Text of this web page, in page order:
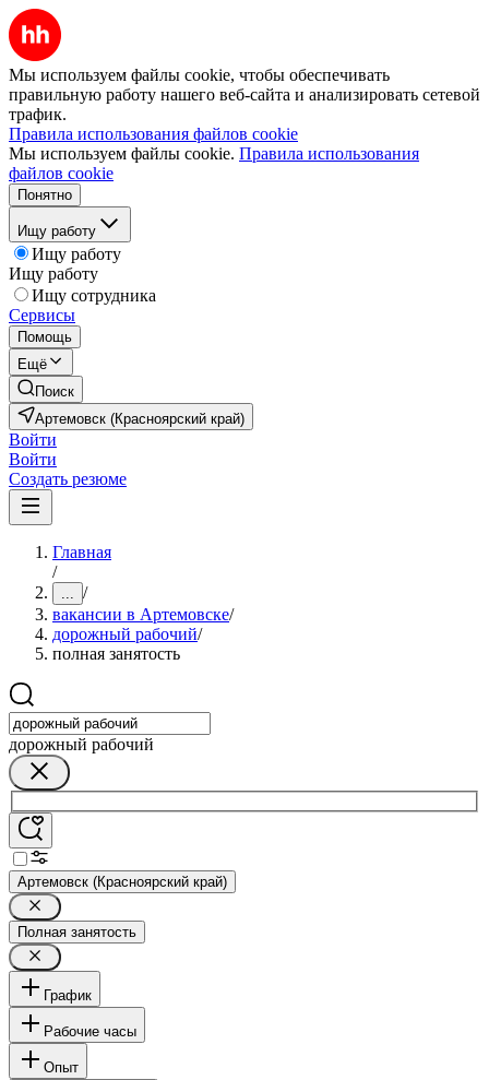
Мы используем файлы cookie, чтобы обеспечивать
правильную работу нашего веб-сайта и анализировать сетевой
трафик.
Правила использования файлов cookie
Мы используем файлы cookie. Правила использования
файлов cookie
Понятно
Ищу работу
Ищу работу
Ищу работу
Ищу сотрудника
Сервисы
Помощь
Ещё
Поиск
Артемовск (Красноярский край)
Войти
Войти
Создать резюме
Главная
/
... /
вакансии в Артемовске/
дорожный рабочий/
полная занятость
дорожный рабочий
Артемовск (Красноярский край)
Полная занятость
График
Рабочие часы
Опыт